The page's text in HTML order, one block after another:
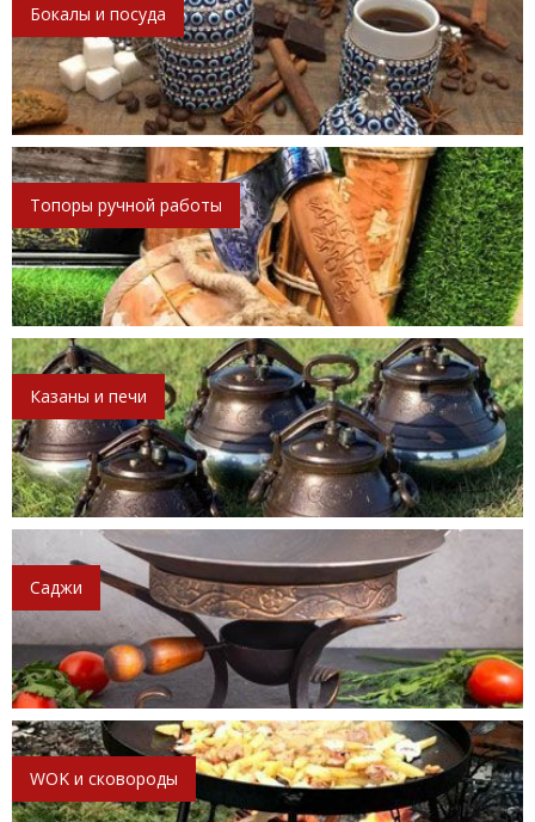
Бокалы и посуда
Топоры ручной работы
Казаны и печи
Саджи
WOK и сковороды